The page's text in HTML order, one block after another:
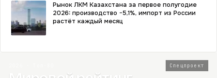
Рынок ЛКМ Казахстана за первое полугодие
2026: производство −5,1%, импорт из России
растёт каждый месяц
Спецпроект